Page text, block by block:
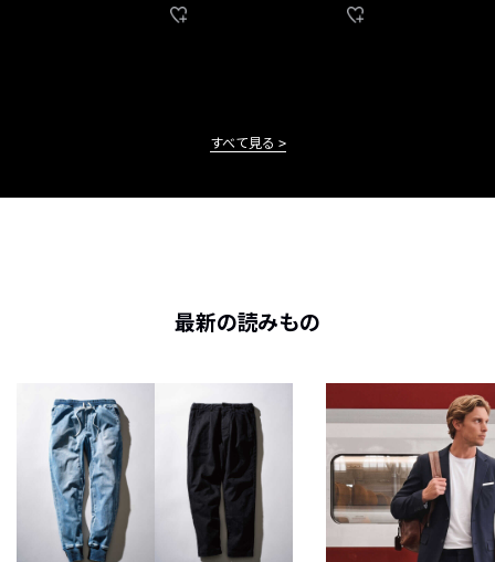
すべて見る
最新の読みもの